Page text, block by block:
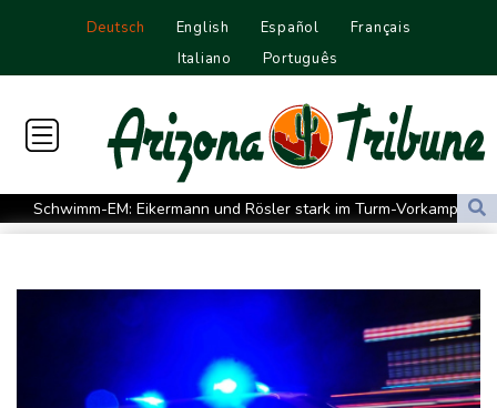
Deutsch English Español
Français
Italiano
Português
Schwimm-EM: Eikermann und Rösler stark im Turm-Vorkampf
Kompany: "Es ist schwierig, besser zu werden"
E-Auto-Boom setzt sich auch im Juli fort - Neuwagenmarkt
Lebenslange Haft in Prozess um Autoanschlag auf Münchner
Verdi-Demo